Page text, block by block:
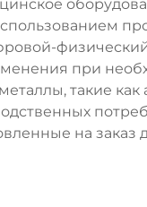
при
такие
на заказ